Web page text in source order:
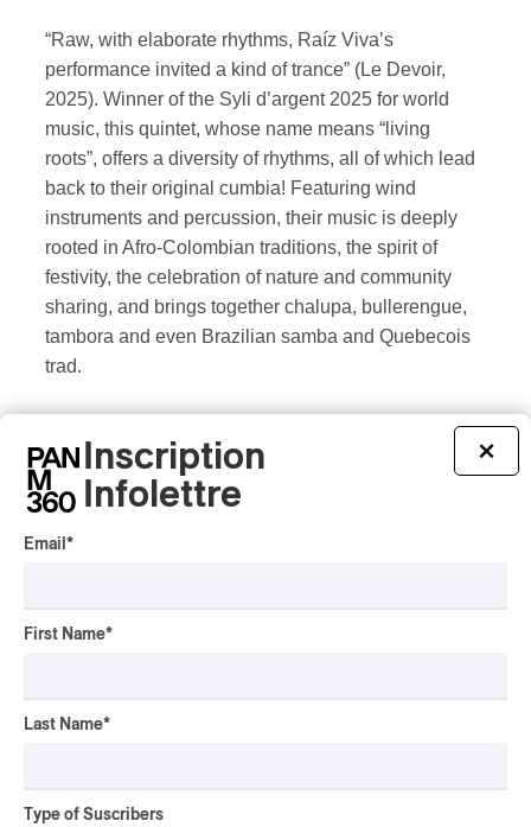
“Raw, with elaborate rhythms, Raíz Viva’s
performance invited a kind of trance” (Le Devoir,
2025). Winner of the Syli d’argent 2025 for world
music, this quintet, whose name means “living
roots”, offers a diversity of rhythms, all of which lead
back to their original cumbia! Featuring wind
instruments and percussion, their music is deeply
rooted in Afro-Colombian traditions, the spirit of
festivity, the celebration of nature and community
sharing, and brings together chalupa, bullerengue,
tambora and even Brazilian samba and Quebecois
trad.
Ce contenu provient du
×
Inscription
Infolettre
Email *
First Name*
Last Name*
Type of Suscribers